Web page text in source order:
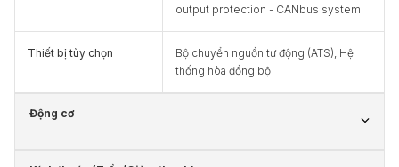
output protection - CANbus system
Thiết bị tùy chọn
Bộ chuyển nguồn tự động (ATS), Hệ
thống hòa đồng bộ
Động cơ